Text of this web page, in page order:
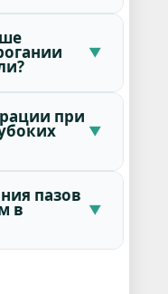
при
пазов
в